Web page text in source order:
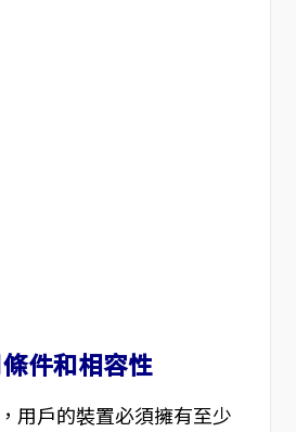
件和相容性
用戶的裝置必須擁有至少